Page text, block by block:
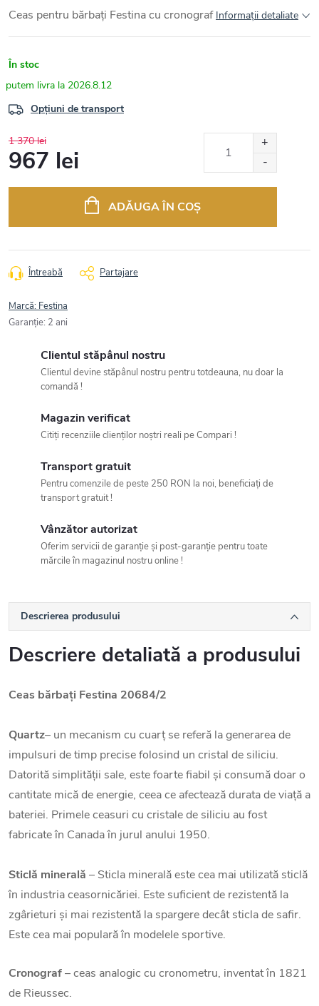
Ceas pentru bărbați Festina cu cronograf Informaţii detaliate
În stoc
2026.8.12
Opțiuni de transport
1 370 lei
967 lei
ADĂUGA ÎN COŞ
Întreabă Partajare
Marcă: Festina
Garanţie: 2 ani
Clientul stăpânul nostru
Clientul devine stăpânul nostru pentru totdeauna, nu doar la
comandă !
Magazin verificat
Citiți recenziile clienților noștri reali pe Compari !
Transport gratuit
Pentru comenzile de peste 250 RON la noi, beneficiați de
transport gratuit !
Vânzător autorizat
Oferim servicii de garanție și post-garanție pentru toate
mărcile în magazinul nostru online !
Descrierea produsului
Descriere detaliată a produsului
Ceas bărbați Festina 20684/2
Quartz– un mecanism cu cuarț se referă la generarea de
impulsuri de timp precise folosind un cristal de siliciu.
Datorită simplității sale, este foarte fiabil și consumă doar o
cantitate mică de energie, ceea ce afectează durata de viață a
bateriei. Primele ceasuri cu cristale de siliciu au fost
fabricate în Canada în jurul anului 1950.
Sticlă minerală – Sticla minerală este cea mai utilizată sticlă
în industria ceasornicăriei. Este suficient de rezistentă la
zgârieturi și mai rezistentă la spargere decât sticla de safir.
Este cea mai populară în modelele sportive.
Cronograf– ceas analogic cu cronometru, inventat în 1821
de Rieussec.